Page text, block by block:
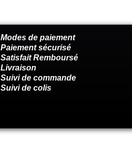
Modes de paiement
Paiement sécurisé
Satisfait Remboursé
Livraison
Suivi de commande
Suivi de colis